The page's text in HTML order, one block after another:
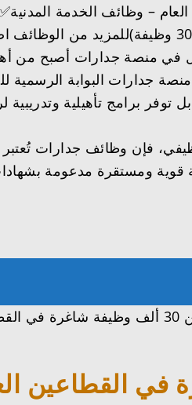
– وظائف الخدمة
القطاع العام – التعاقدية (159 وظيفة)✅ وظائف القطاع شبه الحكومي (163 وظيفة)✅ وظائف القطاع الخاص (30,030
في منصة جدارات أصبح من
جدارات البوابة الرسمية
برامج تأهيلية وتدريبية
فإن وظائف جدارات تُعتبر
قوية ومستقرة مدعومة
تعرفنا معكم على التفاصيل الكاملة وجميع الآستفسارات المتعلقة بإعلان المنصة الوطنية (جدارات) تعلن
من 30 ألف وظيفة شاغرة في